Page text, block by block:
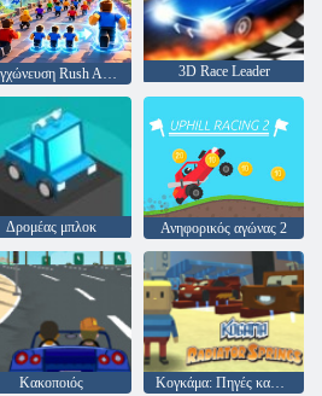
3D Race Leader
Δρομέας μπλοκ Ανηφορικός αγώνας 2
Κακοποιός Κογκάμα: Πηγές καλοριφέρ